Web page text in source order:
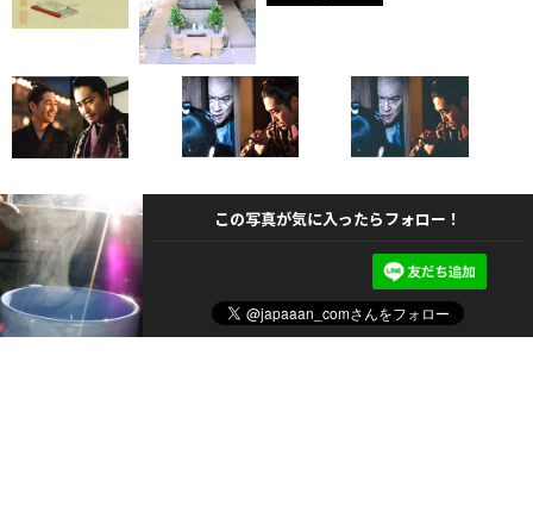
この写真が気に入ったらフォロー！